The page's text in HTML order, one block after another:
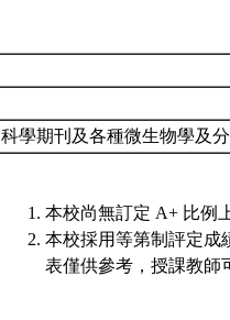
科學期刊及各種微生物學及
本校尚無訂定 A+ 比例
本校採用等第制評定成
表僅供參考，授課教師